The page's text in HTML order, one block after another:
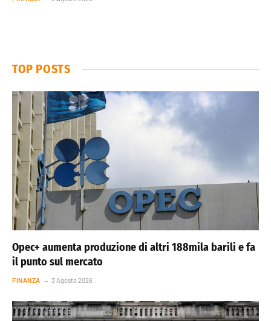
TOP POSTS
Opec+ aumenta produzione di altri 188mila barili e fa
il punto sul mercato
FINANZA 3 Agosto 2026